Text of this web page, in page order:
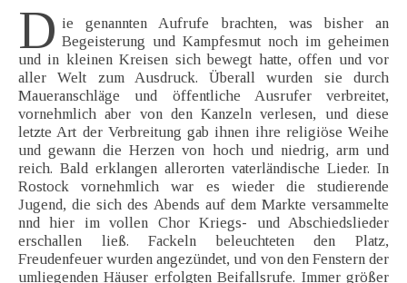
D ie genannten Aufrufe brachten, was bisher an
Begeisterung und Kampfesmut noch im geheimen
und in kleinen Kreisen sich bewegt hatte, offen und vor
aller Welt zum Ausdruck. Überall wurden sie durch
Maueranschläge und öffentliche Ausrufer verbreitet,
vornehmlich aber von den Kanzeln verlesen, und diese
letzte Art der Verbreitung gab ihnen ihre religiöse Weihe
und gewann die Herzen von hoch und niedrig, arm und
reich. Bald erklangen allerorten vaterländische Lieder. In
Rostock vornehmlich war es wieder die studierende
Jugend, die sich des Abends auf dem Markte versammelte
nnd hier im vollen Chor Kriegs- und Abschiedslieder
erschallen ließ. Fackeln beleuchteten den Platz,
Freudenfeuer wurden angezündet, und von den Fenstern der
umliegenden Häuser erfolgten Beifallsrufe. Immer größer